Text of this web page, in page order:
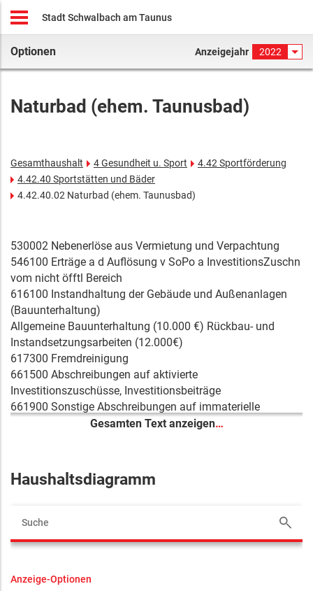
Stadt Schwalbach am Taunus
Optionen Anzeigejahr 2022
Naturbad (ehem. Taunusbad)
Gesamthaushalt 4 Gesundheit u. Sport
4.42 Sportförderung
4.42.40 Sportstätten und Bäder
4.42.40.02 Naturbad (ehem. Taunusbad)
Gesamten Text anzeigen…
530002 Nebenerlöse aus Vermietung und Verpachtung
546100 Erträge a d Auflösung v SoPo a InvestitionsZuschn
vom nicht öfftl Bereich
616100 Instandhaltung der Gebäude und Außenanlagen
(Bauunterhaltung)
Allgemeine Bauunterhaltung (10.000 €) Rückbau- und
Instandsetzungsarbeiten (12.000€)
617300 Fremdreinigung
661500 Abschreibungen auf aktivierte
Investitionszuschüsse, Investitionsbeiträge
661900 Sonstige Abschreibungen auf immaterielle
Vermögensgegenstände d Anlagevermögens
Rechtsanwälte und Gerichtskosten
677200 Aufwendungen für Steuerberatung und
712500 Zuschüsse f lfd Zwecke an verbundene
813411 Sonstige Einzahlungen aus Mieten und Pachten
Gebäuden
Haushaltsdiagramm
Anzeige-Optionen